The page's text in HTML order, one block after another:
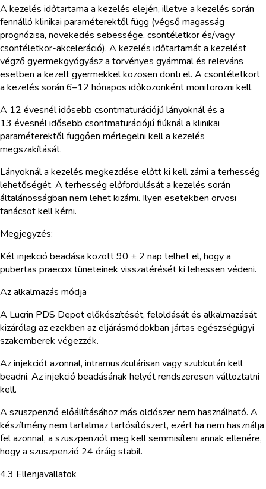
A kezelés időtartama a kezelés elején, illetve a kezelés során
fennálló klinikai paraméterektől függ (végső magasság
prognózisa, növekedés sebessége, csontéletkor és/vagy
csontéletkor-akceleráció). A kezelés időtartamát a kezelést
végző gyermekgyógyász a törvényes gyámmal és releváns
esetben a kezelt gyermekkel közösen dönti el. A csontéletkort
a kezelés során 6–12 hónapos időközönként monitorozni kell.
A 12 évesnél idősebb csontmaturációjú lányoknál és a
13 évesnél idősebb csontmaturációjú fiúknál a klinikai
paraméterektől függően mérlegelni kell a kezelés
megszakítását.
Lányoknál a kezelés megkezdése előtt ki kell zárni a terhesség
lehetőségét. A terhesség előfordulását a kezelés során
általánosságban nem lehet kizárni. Ilyen esetekben orvosi
tanácsot kell kérni.
Megjegyzés:
Két injekció beadása között 90 ± 2 nap telhet el, hogy a
pubertas praecox tüneteinek visszatérését ki lehessen védeni.
Az alkalmazás módja
A Lucrin PDS Depot előkészítését, feloldását és alkalmazását
kizárólag az ezekben az eljárásmódokban jártas egészségügyi
szakemberek végezzék.
Az injekciót azonnal, intramuszkulárisan vagy szubkután kell
beadni. Az injekció beadásának helyét rendszeresen változtatni
kell.
A szuszpenzió előállításához más oldószer nem használható. A
készítmény nem tartalmaz tartósítószert, ezért ha nem használja
fel azonnal, a szuszpenziót meg kell semmisíteni annak ellenére,
hogy a szuszpenzió 24 óráig stabil.
4.3 Ellenjavallatok